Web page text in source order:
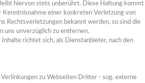
hiervon stets unberührt. Diese Haftung kommt
Kenntnisnahme einer konkreten Verletzung von
Rechtsverletzungen bekannt werden, so sind die
uns unverzüglich zu entfernen.
richtet sich, als Dienstanbieter, nach den
zu Webseiten Dritter - sog. externe